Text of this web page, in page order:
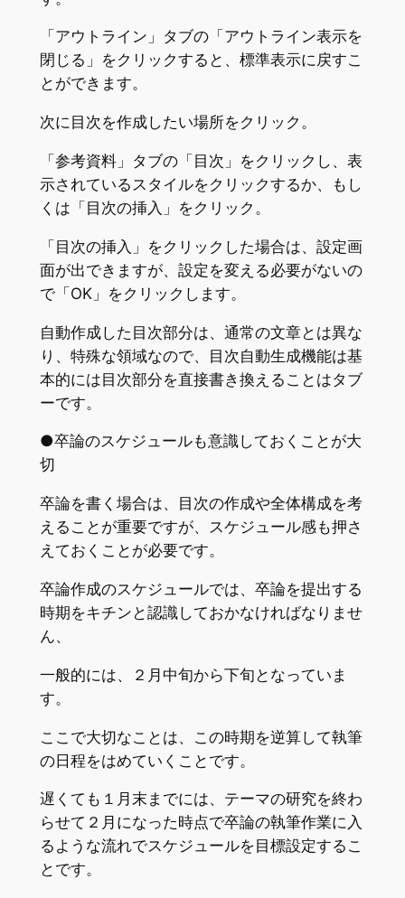
「アウトライン」タブの「アウトライン表示を
閉じる」をクリックすると、標準表示に戻すこ
とができます。
次に目次を作成したい場所をクリック。
「参考資料」タブの「目次」をクリックし、表
示されているスタイルをクリックするか、もし
くは「目次の挿入」をクリック。
「目次の挿入」をクリックした場合は、設定画
面が出できますが、設定を変える必要がないの
で「OK」をクリックします。
自動作成した目次部分は、通常の文章とは異な
り、特殊な領域なので、目次自動生成機能は基
本的には目次部分を直接書き換えることはタブ
ーです。
●卒論のスケジュールも意識しておくことが大
切
卒論を書く場合は、目次の作成や全体構成を考
えることが重要ですが、スケジュール感も押さ
えておくことが必要です。
卒論作成のスケジュールでは、卒論を提出する
時期をキチンと認識しておかなければなりませ
ん、
一般的には、２月中旬から下旬となっていま
す。
ここで大切なことは、この時期を逆算して執筆
の日程をはめていくことです。
遅くても１月末までには、テーマの研究を終わ
らせて２月になった時点で卒論の執筆作業に入
るような流れでスケジュールを目標設定するこ
とです。